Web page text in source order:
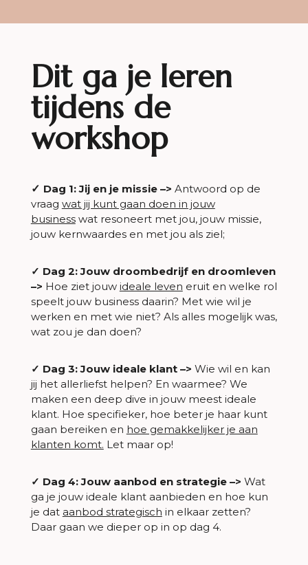
Dit ga je leren
tijdens de
workshop
✓ Dag 1: Jij en je missie –> Antwoord op de
vraag wat jij kunt gaan doen in jouw
business wat resoneert met jou, jouw missie,
jouw kernwaardes en met jou als ziel;
✓ Dag 2: Jouw droombedrijf en droomleven
–> Hoe ziet jouw ideale leven eruit en welke rol
speelt jouw business daarin? Met wie wil je
werken en met wie niet? Als alles mogelijk was,
wat zou je dan doen?
✓ Dag 3: Jouw ideale klant –> Wie wil en kan
jij het allerliefst helpen? En waarmee? We
maken een deep dive in jouw meest ideale
klant. Hoe specifieker, hoe beter je haar kunt
gaan bereiken en hoe gemakkelijker je aan
klanten komt. Let maar op!
✓ Dag 4: Jouw aanbod en strategie –> Wat
ga je jouw ideale klant aanbieden en hoe kun
je dat aanbod strategisch in elkaar zetten?
Daar gaan we dieper op in op dag 4.